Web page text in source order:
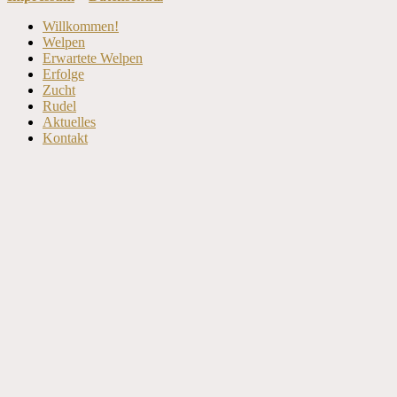
Nach
oben
scrollen
Willkommen!
Welpen
Erwartete Welpen
Erfolge
Zucht
Rudel
Aktuelles
Kontakt